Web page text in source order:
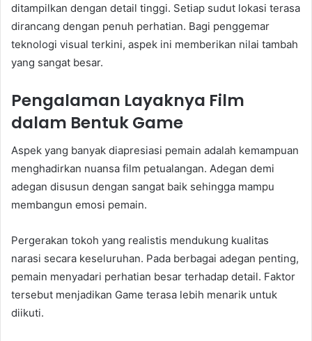
ditampilkan dengan detail tinggi. Setiap sudut lokasi terasa
dirancang dengan penuh perhatian. Bagi penggemar
teknologi visual terkini, aspek ini memberikan nilai tambah
yang sangat besar.
Pengalaman Layaknya Film
dalam Bentuk Game
Aspek yang banyak diapresiasi pemain adalah kemampuan
menghadirkan nuansa film petualangan. Adegan demi
adegan disusun dengan sangat baik sehingga mampu
membangun emosi pemain.
Pergerakan tokoh yang realistis mendukung kualitas
narasi secara keseluruhan. Pada berbagai adegan penting,
pemain menyadari perhatian besar terhadap detail. Faktor
tersebut menjadikan Game terasa lebih menarik untuk
diikuti.